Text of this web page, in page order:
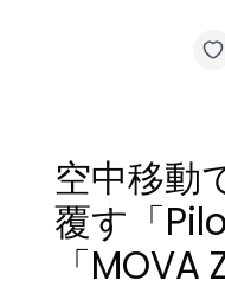
空中移動
覆す「
「MOVA